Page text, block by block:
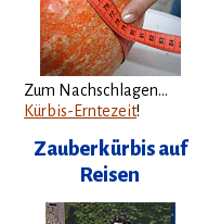
Zum Nachschlagen...
Kürbis-Erntezeit!
Zauberkürbis auf
Reisen